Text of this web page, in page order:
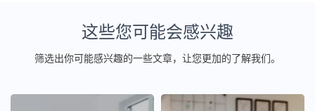
这些您可能会感兴趣
筛选出你可能感兴趣的一些文章，让您更加的了解我们。